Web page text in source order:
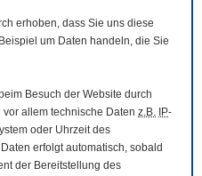
erhoben, dass Sie uns diese
um Daten handeln, die Sie
Besuch der Website durch
allem technische Daten z.B. IP-
oder Uhrzeit des
erfolgt automatisch, sobald
der Bereitstellung des